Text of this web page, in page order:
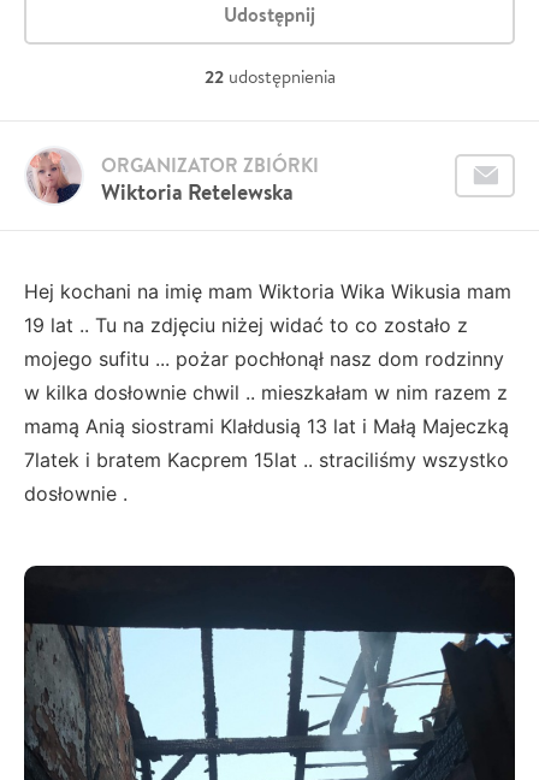
Udostępnij
22 udostępnienia
Wiktoria Retelewska
ORGANIZATOR ZBIÓRKI
Hej kochani na imię mam Wiktoria Wika Wikusia mam
19 lat .. Tu na zdjęciu niżej widać to co zostało z
mojego sufitu ... pożar pochłonął nasz dom rodzinny
w kilka dosłownie chwil .. mieszkałam w nim razem z
mamą Anią siostrami Klałdusią 13 lat i Małą Majeczką
7latek i bratem Kacprem 15lat .. straciliśmy wszystko
dosłownie .